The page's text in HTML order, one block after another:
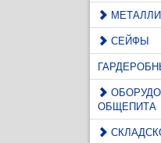
СЕЙФЫ
ОБЩЕПИТА